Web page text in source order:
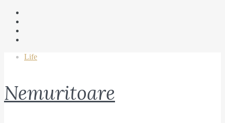
Life
Nemuritoare